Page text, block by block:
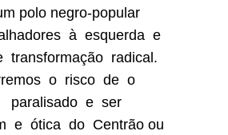
polo negro-popular
à esquerda e
transformação radical.
o risco de o
paralisado e ser
e ótica do Centrão ou